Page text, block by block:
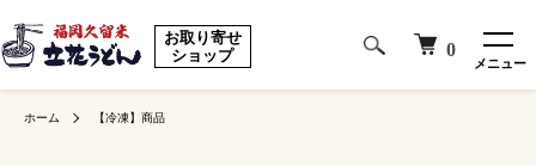
お取り寄せ
ショップ
0
メニュー
ホーム 【冷凍】商品